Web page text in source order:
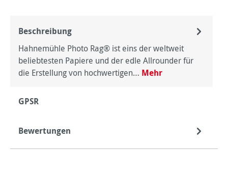
Beschreibung
Hahnemühle Photo Rag® ist eins der weltweit
beliebtesten Papiere und der edle Allrounder für
die Erstellung von hochwertigen… Mehr
GPSR
Bewertungen